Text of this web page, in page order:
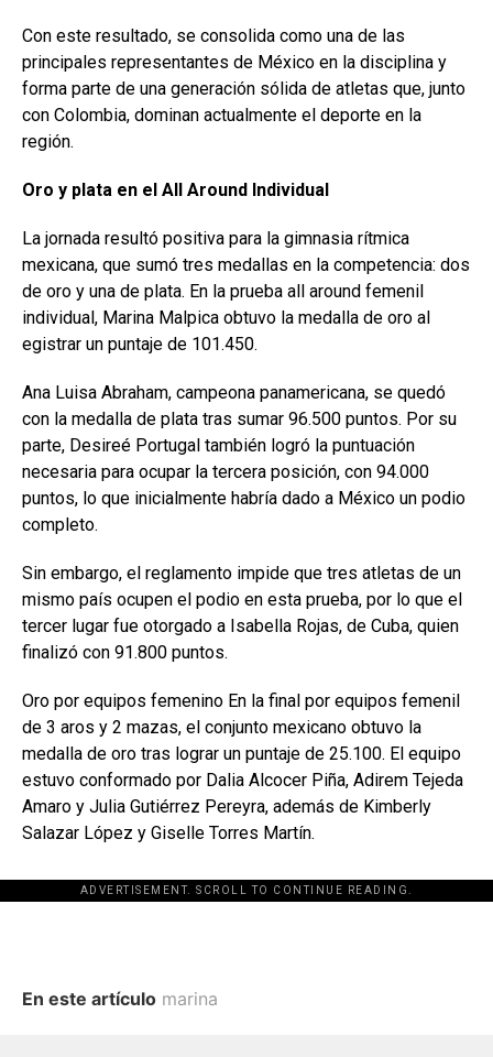
Con este resultado, se consolida como una de las
principales representantes de México en la disciplina y
forma parte de una generación sólida de atletas que, junto
con Colombia, dominan actualmente el deporte en la
región.
Oro y plata en el All Around Individual
La jornada resultó positiva para la gimnasia rítmica
mexicana, que sumó tres medallas en la competencia: dos
de oro y una de plata. En la prueba all around femenil
individual, Marina Malpica obtuvo la medalla de oro al
egistrar un puntaje de 101.450.
Ana Luisa Abraham, campeona panamericana, se quedó
con la medalla de plata tras sumar 96.500 puntos. Por su
parte, Desireé Portugal también logró la puntuación
necesaria para ocupar la tercera posición, con 94.000
puntos, lo que inicialmente habría dado a México un podio
completo.
Sin embargo, el reglamento impide que tres atletas de un
mismo país ocupen el podio en esta prueba, por lo que el
tercer lugar fue otorgado a Isabella Rojas, de Cuba, quien
finalizó con 91.800 puntos.
Oro por equipos femenino En la final por equipos femenil
de 3 aros y 2 mazas, el conjunto mexicano obtuvo la
medalla de oro tras lograr un puntaje de 25.100. El equipo
estuvo conformado por Dalia Alcocer Piña, Adirem Tejeda
Amaro y Julia Gutiérrez Pereyra, además de Kimberly
Salazar López y Giselle Torres Martín.
ADVERTISEMENT. SCROLL TO CONTINUE READING.
En este artículo marina